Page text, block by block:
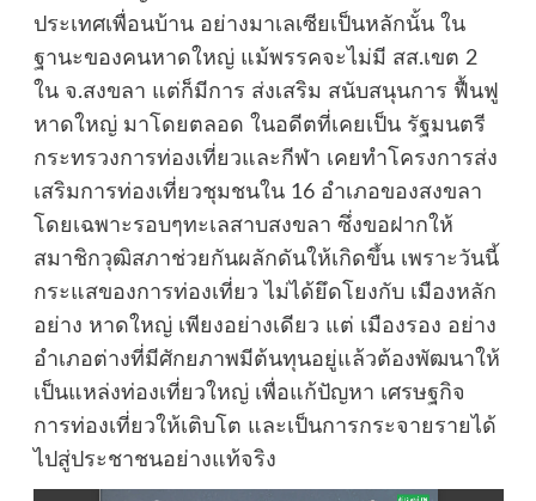
ประเทศเพื่อนบ้าน อย่างมาเลเซียเป็นหลักนั้น ใน
ฐานะของคนหาดใหญ่ แม้พรรคจะไม่มี สส.เขต 2
ใน จ.สงขลา แต่ก็มีการ ส่งเสริม สนับสนุนการ ฟื้นฟู
หาดใหญ่ มาโดยตลอด ในอดีตที่เคยเป็น รัฐมนตรี
กระทรวงการท่องเที่ยวและกีฬา เคยทำโครงการส่ง
เสริมการท่องเที่ยวชุมชนใน 16 อำเภอของสงขลา
โดยเฉพาะรอบๆทะเลสาบสงขลา ซึ่งขอฝากให้
สมาชิกวุฒิสภาช่วยกันผลักดันให้เกิดขึ้น เพราะวันนี้
กระแสของการท่องเที่ยว ไม่ได้ยึดโยงกับ เมืองหลัก
อย่าง หาดใหญ่ เพียงอย่างเดียว แต่ เมืองรอง อย่าง
อำเภอต่างที่มีศักยภาพมีต้นทุนอยู่แล้วต้องพัฒนาให้
เป็นแหล่งท่องเที่ยวใหญ่ เพื่อแก้ปัญหา เศรษฐกิจ
การท่องเที่ยวให้เติบโต และเป็นการกระจายรายได้
ไปสู่ประชาชนอย่างแท้จริง